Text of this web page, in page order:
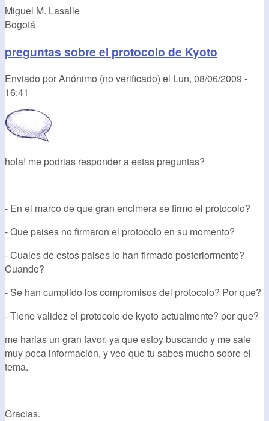
Miguel M. Lasalle
Bogotá
preguntas sobre el protocolo de Kyoto
Enviado porAnónimo (no verificado) el Lun, 08/06/2009 -
16:41
hola! me podrias responder a estas preguntas?
- En el marco de que gran encimera se firmo el protocolo?
- Que paises no firmaron el protocolo en su momento?
- Cuales de estos paises lo han firmado posteriormente?
Cuando?
- Se han cumplido los compromisos del protocolo? Por que?
- Tiene validez el protocolo de kyoto actualmente? por que?
me harias un gran favor, ya que estoy buscando y me sale
muy poca información, y veo que tu sabes mucho sobre el
tema.
Gracias.